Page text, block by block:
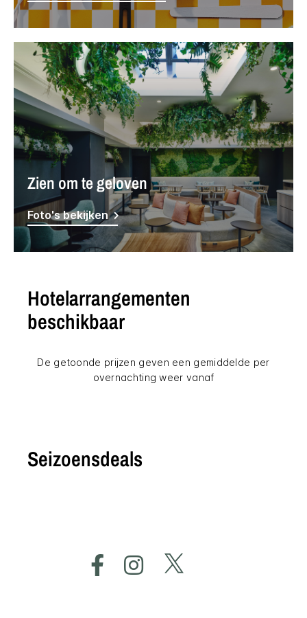
Zien om te geloven
Foto's bekijken
Hotelarrangementen
beschikbaar
De getoonde prijzen geven een gemiddelde per
overnachting weer vanaf
Seizoensdeals